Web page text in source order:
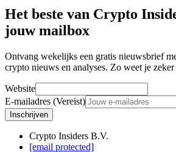
Het beste van Crypto
jouw mailbox
Ontvang wekelijks een gratis nieuwsbrief
crypto nieuws en analyses. Zo weet je
Website
E-mailadres (Vereist)
Inschrijven
Crypto Insiders B.V.
[email protected]